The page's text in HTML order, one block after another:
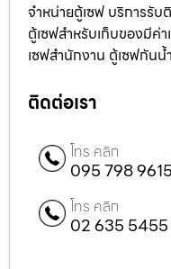
จำหน่ายตู้เซฟ บริการรั
ตู้เซฟสำหรับเก็บของมีค่
เซฟสำนักงาน ตู้เซฟกันน้
ติดต่อเรา
โทร คลิก
095 798 9615
โทร คลิก
02 635 5455